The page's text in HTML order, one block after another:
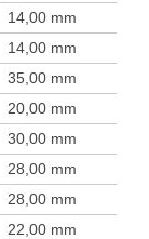
14,00 mm
14,00 mm
35,00 mm
20,00 mm
30,00 mm
28,00 mm
28,00 mm
22,00 mm